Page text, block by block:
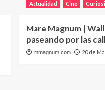
Actualidad Cine
Mare Magnum |
paseando por las
mmagnum.com 20 de